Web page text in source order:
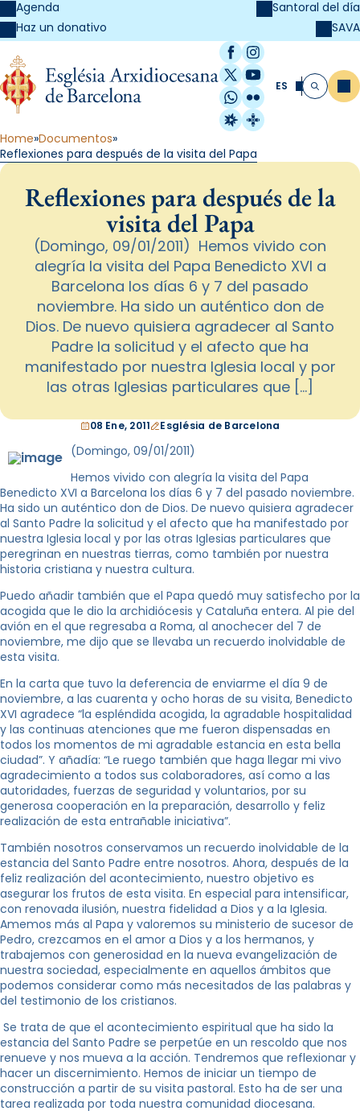
Agenda
Haz un donativo
Santoral del día
SAVA
Facebook
Instagram
X / Twitter
YouTube
WhatsApp
Flickr
Radio Estel
Catalunya
ES Buscar
Home Documentos
Reflexiones para después de la visita del Papa
Reflexiones para después de la
visita del Papa
(Domingo, 09/01/2011) Hemos vivido con
alegría la visita del Papa Benedicto XVI a
Barcelona los días 6 y 7 del pasado
noviembre. Ha sido un auténtico don de
Dios. De nuevo quisiera agradecer al Santo
Padre la solicitud y el afecto que ha
manifestado por nuestra Iglesia local y por
las otras Iglesias particulares que […]
08 Ene, 2011 Església de Barcelona
(Domingo, 09/01/2011)
Hemos vivido con alegría la visita del Papa
Benedicto XVI a Barcelona los días 6 y 7 del pasado noviembre.
Ha sido un auténtico don de Dios. De nuevo quisiera agradecer
al Santo Padre la solicitud y el afecto que ha manifestado por
nuestra Iglesia local y por las otras Iglesias particulares que
peregrinan en nuestras tierras, como también por nuestra
historia cristiana y nuestra cultura.
Puedo añadir también que el Papa quedó muy satisfecho por la
acogida que le dio la archidiócesis y Cataluña entera. Al pie del
avión en el que regresaba a Roma, al anochecer del 7 de
noviembre, me dijo que se llevaba un recuerdo inolvidable de
esta visita.
En la carta que tuvo la deferencia de enviarme el día 9 de
noviembre, a las cuarenta y ocho horas de su visita, Benedicto
XVI agradece “la espléndida acogida, la agradable hospitalidad
y las continuas atenciones que me fueron dispensadas en
todos los momentos de mi agradable estancia en esta bella
ciudad”. Y añadía: “Le ruego también que haga llegar mi vivo
agradecimiento a todos sus colaboradores, así como a las
autoridades, fuerzas de seguridad y voluntarios, por su
generosa cooperación en la preparación, desarrollo y feliz
realización de esta entrañable iniciativa”.
También nosotros conservamos un recuerdo inolvidable de la
estancia del Santo Padre entre nosotros. Ahora, después de la
feliz realización del acontecimiento, nuestro objetivo es
asegurar los frutos de esta visita. En especial para intensificar,
con renovada ilusión, nuestra fidelidad a Dios y a la Iglesia.
Amemos más al Papa y valoremos su ministerio de sucesor de
Pedro, crezcamos en el amor a Dios y a los hermanos, y
trabajemos con generosidad en la nueva evangelización de
nuestra sociedad, especialmente en aquellos ámbitos que
podemos considerar como más necesitados de las palabras y
del testimonio de los cristianos.
Se trata de que el acontecimiento espiritual que ha sido la
estancia del Santo Padre se perpetúe en un rescoldo que nos
renueve y nos mueva a la acción. Tendremos que reflexionar y
hacer un discernimiento. Hemos de iniciar un tiempo de
construcción a partir de su visita pastoral. Esto ha de ser una
tarea realizada por toda nuestra comunidad diocesana.